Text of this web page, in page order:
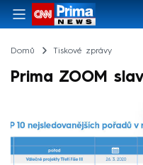
Domů Tiskové zprávy
Prima ZOOM